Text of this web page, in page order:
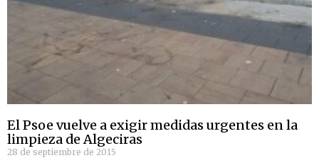
El Psoe vuelve a exigir medidas urgentes en la
limpieza de Algeciras
28 de septiembre de 2015